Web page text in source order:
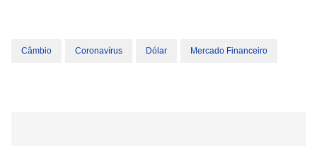
Câmbio Coronavírus Dólar Mercado Financeiro